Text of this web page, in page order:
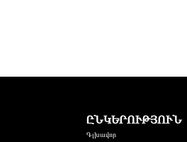
ԸՆԿԵՐՈՒԹՅՈՒՆ
Գլխավոր